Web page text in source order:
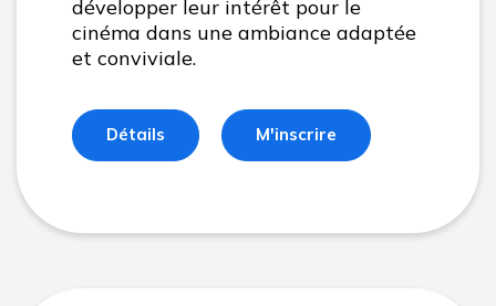
développer leur intérêt pour le
cinéma dans une ambiance adaptée
et conviviale.
Détails M'inscrire